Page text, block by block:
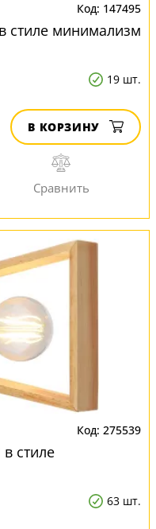
147495
стиле минимализм
19 шт.
В КОРЗИНУ
275539
стиле
63 шт.